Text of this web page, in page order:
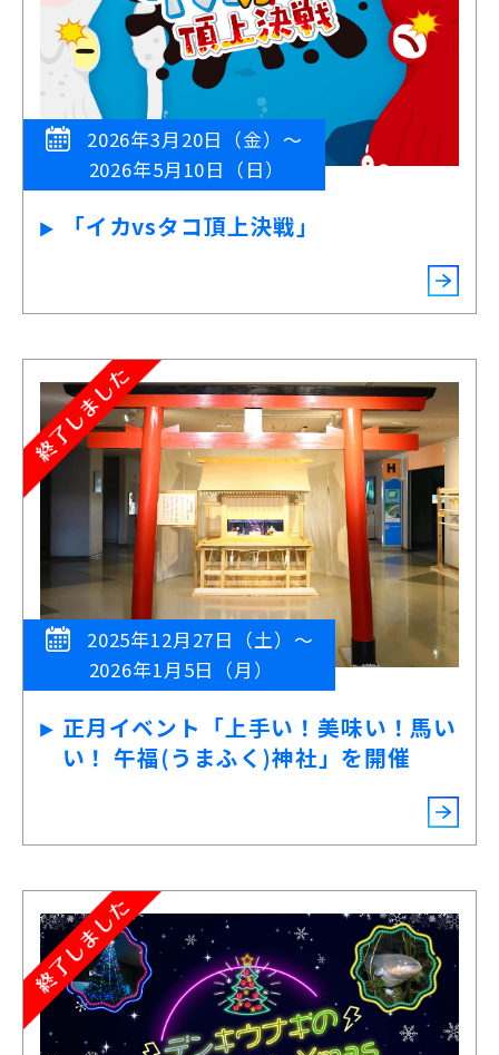
2026年3月20日（金）～
2026年5月10日（日）
「イカvsタコ頂上決戦」
2025年12月27日（土）～
2026年1月5日（月）
正月イベント「上手い！美味い！馬い
い！ 午福(うまふく)神社」を開催